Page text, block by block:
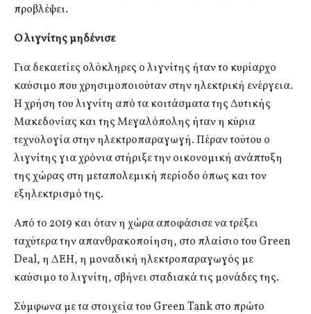
προβλέψει.
Ο λιγνίτης μηδένισε
Για δεκαετίες ολόκληρες ο λιγνίτης ήταν το κυρίαρχο
καύσιμο που χρησιμοποιούταν στην ηλεκτρική ενέργεια.
Η χρήση του λιγνίτη από τα κοιτάσματα της Δυτικής
Μακεδονίας και της Μεγαλόπολης ήταν η κύρια
τεχνολογία στην ηλεκτροπαραγωγή. Πέραν τούτου ο
λιγνίτης για χρόνια στήριξε την οικονομική ανάπτυξη
της χώρας στη μεταπολεμική περίοδο όπως και τον
εξηλεκτρισμό της.
Από το 2019 και όταν η χώρα αποφάσισε να τρέξει
ταχύτερα την απανθρακοποίηση, στο πλαίσιο του Green
Deal, η ΔΕΗ, η μοναδική ηλεκτροπαραγωγός με
καύσιμο το λιγνίτη, σβήνει σταδιακά τις μονάδες της.
Σύμφωνα με τα στοιχεία του Green Tank στο πρώτο